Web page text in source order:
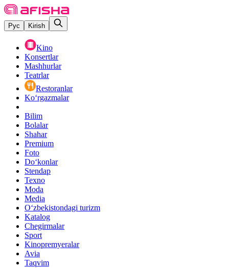
Рус Kirish
Kino
Konsertlar
Mashhurlar
Teatrlar
Restoranlar
Ko‘rgazmalar
Bilim
Bolalar
Shahar
Premium
Foto
Do‘konlar
Stendap
Texno
Moda
Media
O‘zbekistondagi turizm
Katalog
Chegirmalar
Sport
Kinopremyeralar
Avia
Taqvim